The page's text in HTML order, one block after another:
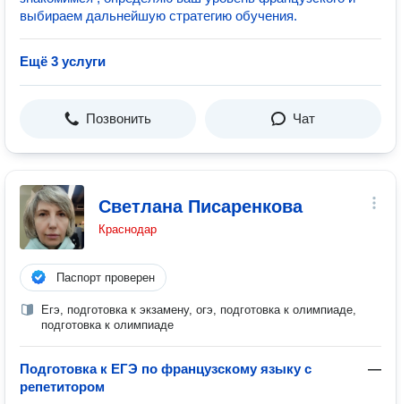
выбираем дальнейшую стратегию обучения.
Ещё 3 услуги
Позвонить Чат
Светлана Писаренкова
Краснодар
Паспорт проверен
Егэ, подготовка к экзамену, огэ, подготовка к олимпиаде,
подготовка к олимпиаде
Подготовка к ЕГЭ по французскому языку с
репетитором
—